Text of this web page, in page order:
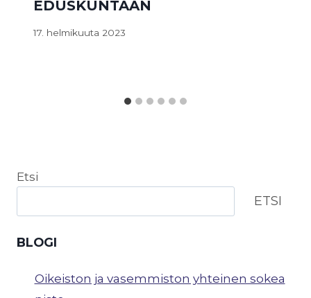
EDUSKUNTAAN
17. helmikuuta 2023
Etsi
ETSI
BLOGI
Oikeiston ja vasemmiston yhteinen sokea